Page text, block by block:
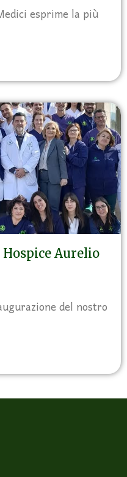
esprime la più
Hospice Aurelio
del nostro